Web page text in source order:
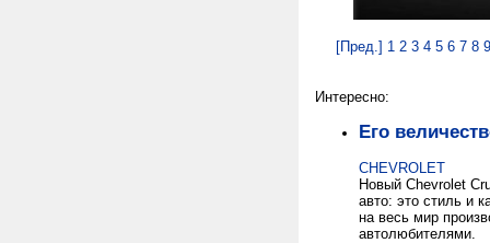
[Пред.] 1 2 3 4 5 6 7 8 9
Интересно:
Его
CHEVROLET
Новый Chevrolet
авто: это стиль и
на весь мир
автолюбителями.